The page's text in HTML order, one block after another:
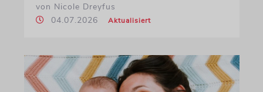
von Nicole Dreyfus
04.07.2026
Aktualisiert